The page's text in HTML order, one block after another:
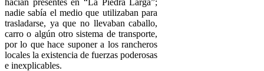
nadie sabía el medio que utilizaban para
trasladarse, ya que no llevaban caballo,
carro o algún otro sistema de transporte,
por lo que hace suponer a los rancheros
locales la existencia de fuerzas poderosas
e inexplicables.